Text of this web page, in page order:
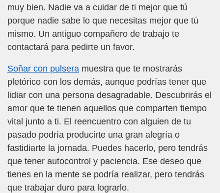
muy bien. Nadie va a cuidar de ti mejor que tú
porque nadie sabe lo que necesitas mejor que tú
mismo. Un antiguo compañero de trabajo te
contactará para pedirte un favor.
Soñar con pulsera muestra que te mostrarás
pletórico con los demás, aunque podrías tener que
lidiar con una persona desagradable. Descubrirás el
amor que te tienen aquellos que comparten tiempo
vital junto a ti. El reencuentro con alguien de tu
pasado podría producirte una gran alegría o
fastidiarte la jornada. Puedes hacerlo, pero tendrás
que tener autocontrol y paciencia. Ese deseo que
tienes en la mente se podría realizar, pero tendrás
que trabajar duro para lograrlo.